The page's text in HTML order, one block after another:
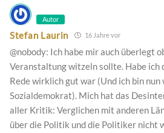
Autor
Stefan Laurin 16 Jahre vor
@nobody: Ich habe mir auch überlegt
Veranstaltung witzeln sollte. Habe ich
Rede wirklich gut war (Und ich bin
Sozialdemokrat). Mich hat das
aller Kritik: Verglichen mit anderen
über die Politik und die Politiker nicht